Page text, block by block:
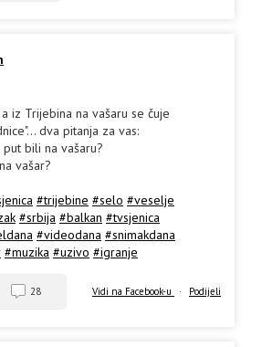
iz Trijebina na vašaru se čuje
dva pitanja za vas:
bili na vašaru?
vašar?
#trijebine #selo #veselje
#srbija #balkan #tvsjenica
#videodana #snimakdana
#muzika #uzivo #igranje
Vidi na Facebook-u · Podijeli
28